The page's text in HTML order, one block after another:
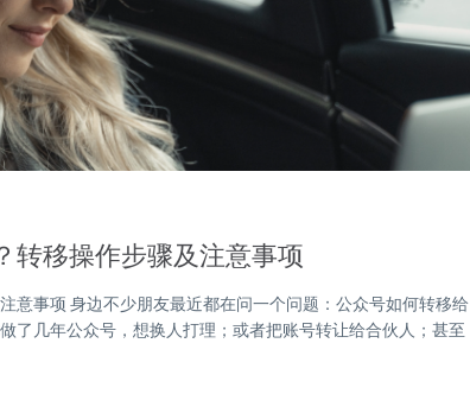
转移操作步骤及注意事项
意事项 身边不少朋友最近都在问一个问题：公众号如何转移给
了几年公众号，想换人打理；或者把账号转让给合伙人；甚至